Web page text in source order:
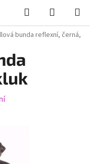
Hledat
KOŠÍK
bunda reflexní, černá,